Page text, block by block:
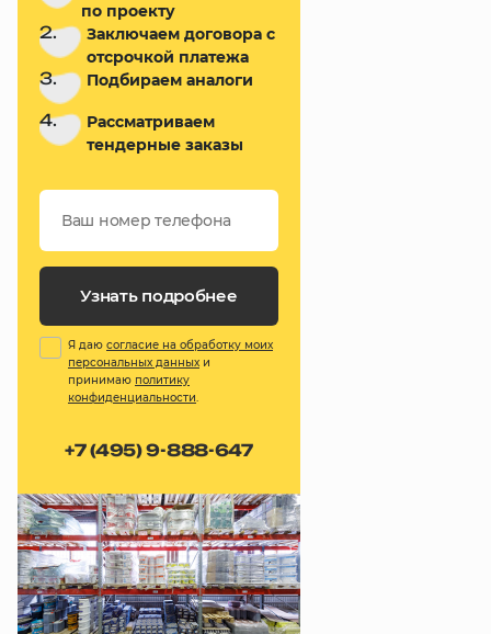
по проекту
2.
Заключаем договора с
отсрочкой платежа
3. Подбираем аналоги
4.
Рассматриваем
тендерные заказы
Узнать подробнее
Я даю согласие на обработку моих
персональных данных и
принимаю политику
конфиденциальности.
+7 (495) 9-888-647